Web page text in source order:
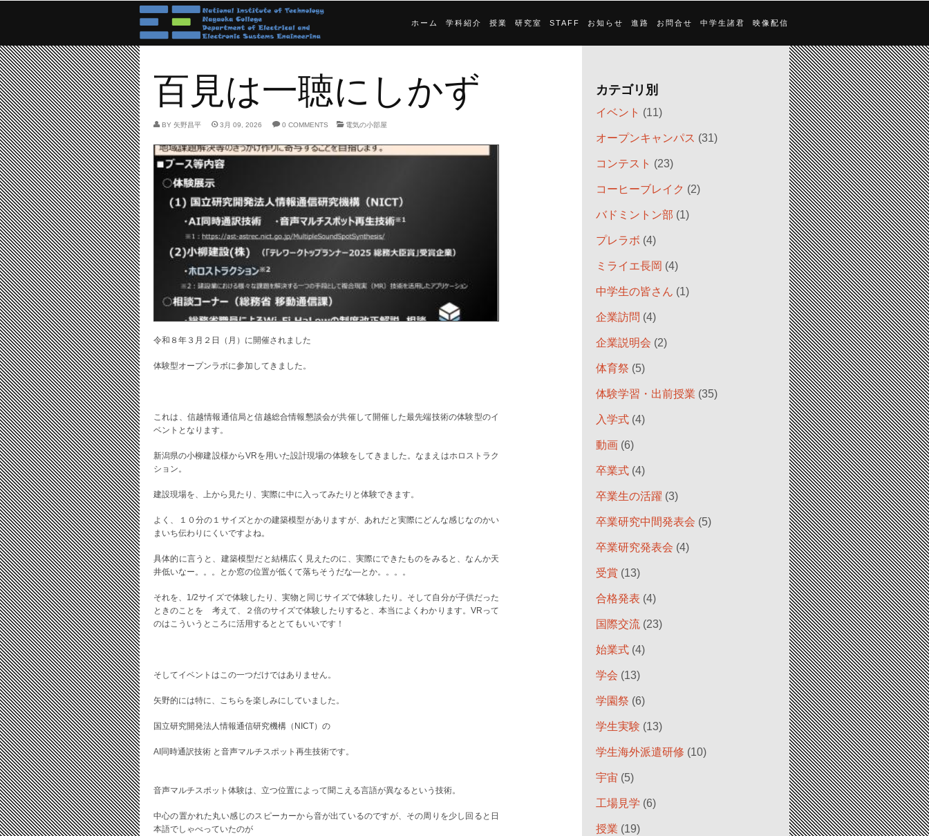
ホーム 学科紹介 授業 研究室 STAFF お知らせ 進路 お問合せ 中学生諸君 映像配信
百見は一聴にしかず
BY 矢野昌平 3月 09, 2026 0 COMMENTS 電気の小部屋
令和８年３月２日（月）に開催されました
体験型オープンラボに参加してきました。
これは、信越情報通信局と信越総合情報懇談会が共催して開催した最先端技術の体験型のイ
ベントとなります。
新潟県の小柳建設様からVRを用いた設計現場の体験をしてきました。なまえはホロストラク
ション。
建設現場を、上から見たり、実際に中に入ってみたりと体験できます。
よく、１０分の１サイズとかの建築模型がありますが、あれだと実際にどんな感じなのかい
まいち伝わりにくいですよね。
具体的に言うと、建築模型だと結構広く見えたのに、実際にできたものをみると、なんか天
井低いなー。。。とか窓の位置が低くて落ちそうだな―とか。。。。
それを、1/2サイズで体験したり、実物と同じサイズで体験したり。そして自分が子供だった
ときのことを 考えて、２倍のサイズで体験したりすると、本当によくわかります。VRって
のはこういうところに活用するととてもいいです！
そしてイベントはこの一つだけではありません。
矢野的には特に、こちらを楽しみにしていました。
国立研究開発法人情報通信研究機構（NICT）の
AI同時通訳技術 と音声マルチスポット再生技術です。
音声マルチスポット体験は、立つ位置によって聞こえる言語が異なるという技術。
中心の置かれた丸い感じのスピーカーから音が出ているのですが、その周りを少し回ると日
本語でしゃべっていたのが
カテゴリ別
イベント (11)
オープンキャンパス (31)
コンテスト (23)
コーヒーブレイク (2)
バドミントン部 (1)
プレラボ (4)
ミライエ長岡 (4)
中学生の皆さん (1)
企業訪問 (4)
企業説明会 (2)
体育祭 (5)
体験学習・出前授業 (35)
入学式 (4)
動画 (6)
卒業式 (4)
卒業生の活躍 (3)
卒業研究中間発表会 (5)
卒業研究発表会 (4)
受賞 (13)
合格発表 (4)
国際交流 (23)
始業式 (4)
学会 (13)
学園祭 (6)
学生実験 (13)
学生海外派遣研修 (10)
宇宙 (5)
工場見学 (6)
授業 (19)